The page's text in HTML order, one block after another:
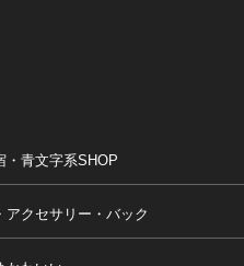
・青文字系SHOP
アクセサリー・バック